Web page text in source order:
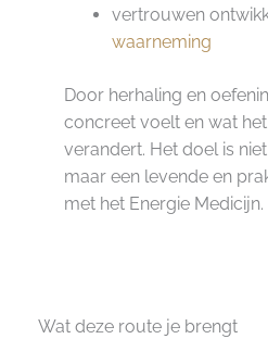
vertrouwen
waarneming
Door herhaling en
concreet voelt en wat
verandert. Het doel is
maar een levende en
met het Energie Medicijn.
Wat deze route je brengt